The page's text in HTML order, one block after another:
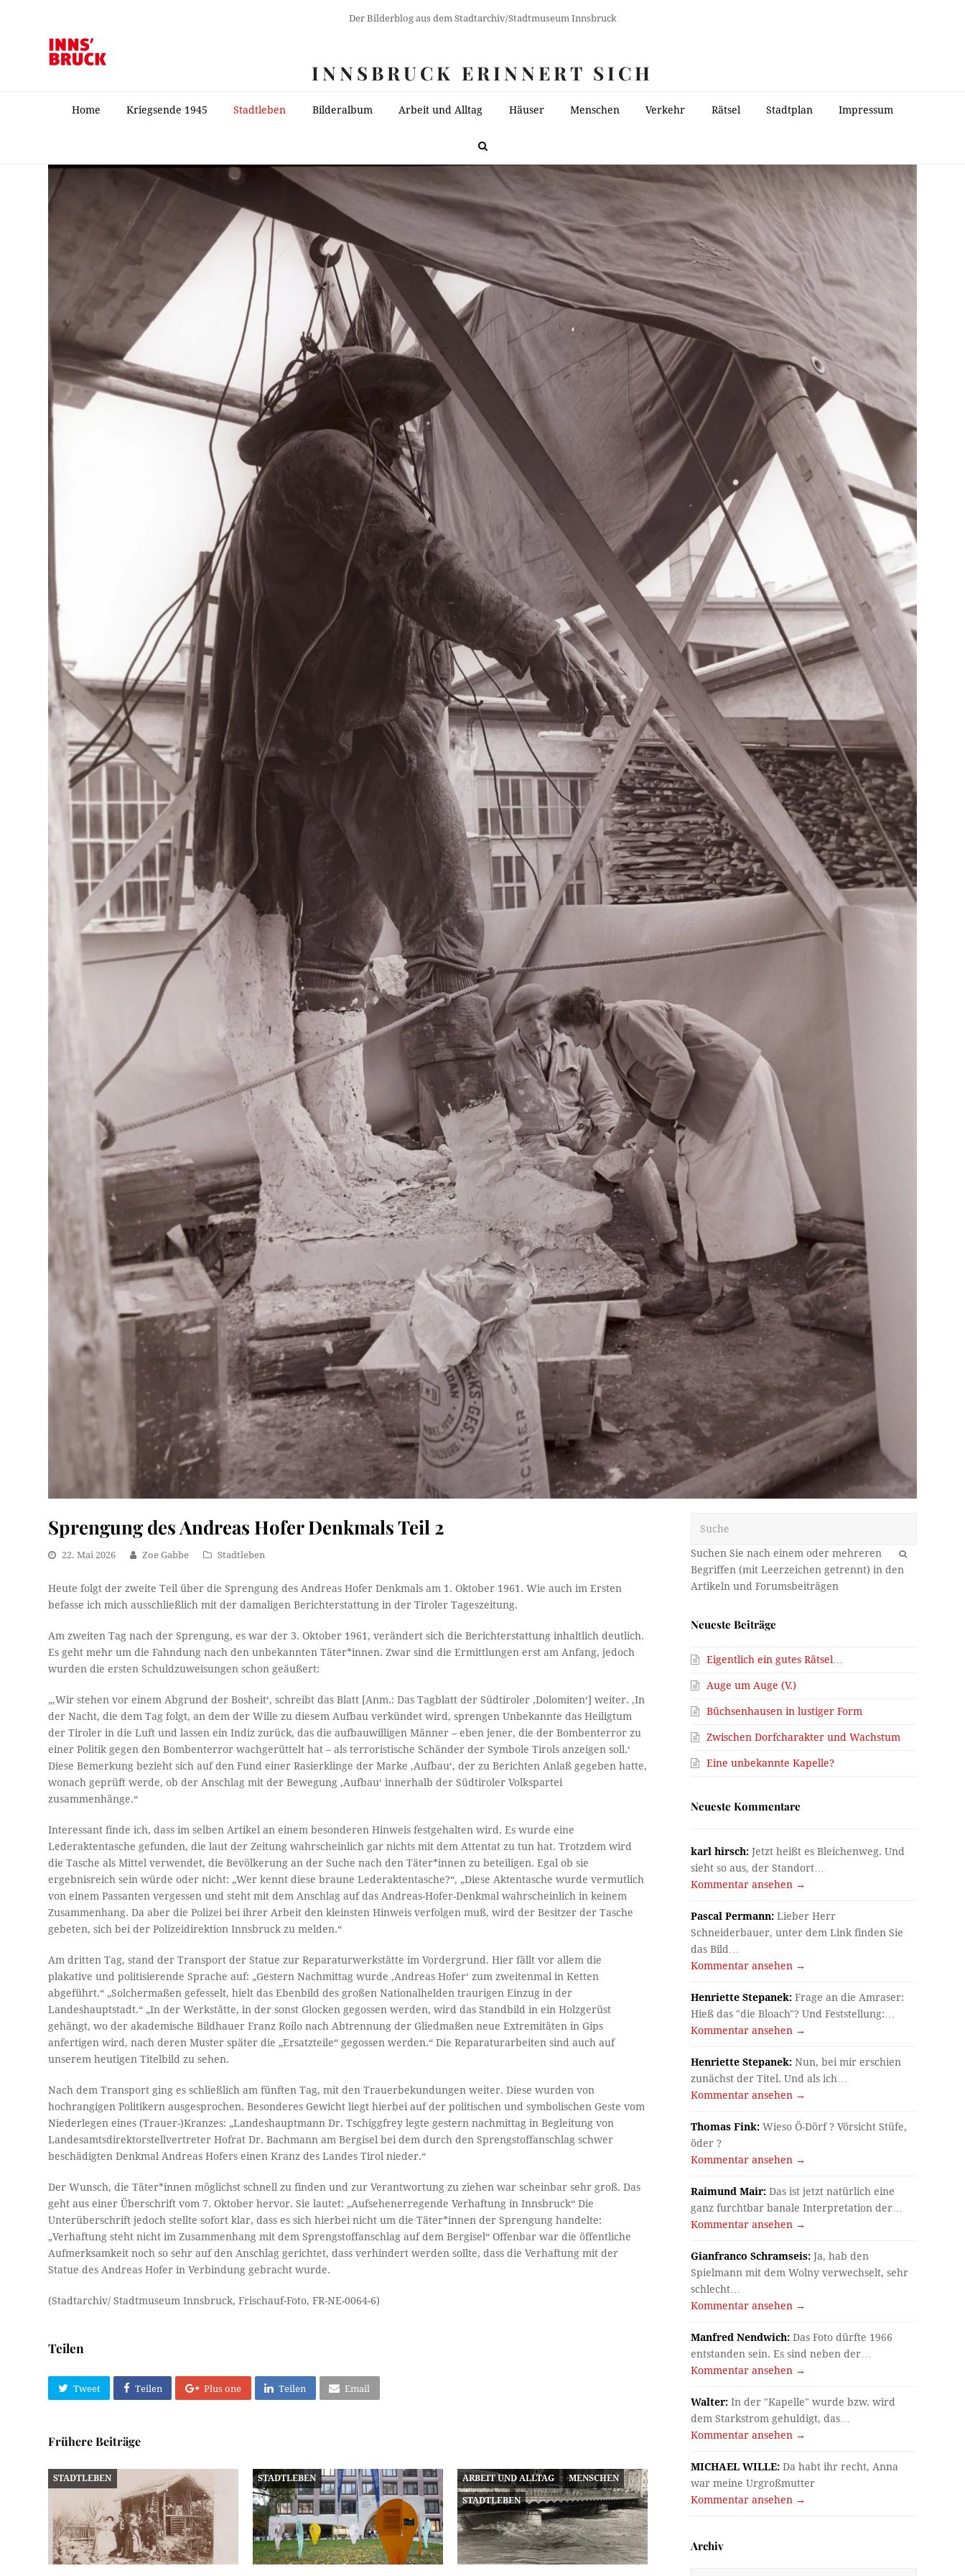
Der Bilderblog aus dem Stadtarchiv/Stadtmuseum Innsbruck
INNSBRUCK ERINNERT SICH
Home Kriegsende 1945 Stadtleben Bilderalbum Arbeit und Alltag Häuser Menschen Verkehr Rätsel Stadtplan Impressum
Sprengung des Andreas Hofer Denkmals Teil 2
22. Mai 2026 Zoe Gabbe Stadtleben
Heute folgt der zweite Teil über die Sprengung des Andreas Hofer Denkmals am 1. Oktober 1961. Wie auch im Ersten
befasse ich mich ausschließlich mit der damaligen Berichterstattung in der Tiroler Tageszeitung.
Am zweiten Tag nach der Sprengung, es war der 3. Oktober 1961, verändert sich die Berichterstattung inhaltlich deutlich.
Es geht mehr um die Fahndung nach den unbekannten Täter*innen. Zwar sind die Ermittlungen erst am Anfang, jedoch
wurden die ersten Schuldzuweisungen schon geäußert:
„‚Wir stehen vor einem Abgrund der Bosheit‘, schreibt das Blatt [Anm.: Das Tagblatt der Südtiroler ‚Dolomiten‘] weiter. ‚In
der Nacht, die dem Tag folgt, an dem der Wille zu diesem Aufbau verkündet wird, sprengen Unbekannte das Heiligtum
der Tiroler in die Luft und lassen ein Indiz zurück, das die aufbauwilligen Männer – eben jener, die der Bombenterror zu
einer Politik gegen den Bombenterror wachgerüttelt hat – als terroristische Schänder der Symbole Tirols anzeigen soll.‘
Diese Bemerkung bezieht sich auf den Fund einer Rasierklinge der Marke ‚Aufbau‘, der zu Berichten Anlaß gegeben hatte,
wonach geprüft werde, ob der Anschlag mit der Bewegung ‚Aufbau‘ innerhalb der Südtiroler Volkspartei
zusammenhänge.“
Interessant finde ich, dass im selben Artikel an einem besonderen Hinweis festgehalten wird. Es wurde eine
Lederaktentasche gefunden, die laut der Zeitung wahrscheinlich gar nichts mit dem Attentat zu tun hat. Trotzdem wird
die Tasche als Mittel verwendet, die Bevölkerung an der Suche nach den Täter*innen zu beteiligen. Egal ob sie
ergebnisreich sein würde oder nicht: „Wer kennt diese braune Lederaktentasche?“, „Diese Aktentasche wurde vermutlich
von einem Passanten vergessen und steht mit dem Anschlag auf das Andreas-Hofer-Denkmal wahrscheinlich in keinem
Zusammenhang. Da aber die Polizei bei ihrer Arbeit den kleinsten Hinweis verfolgen muß, wird der Besitzer der Tasche
gebeten, sich bei der Polizeidirektion Innsbruck zu melden.“
Am dritten Tag, stand der Transport der Statue zur Reparaturwerkstätte im Vordergrund. Hier fällt vor allem die
plakative und politisierende Sprache auf: „Gestern Nachmittag wurde ‚Andreas Hofer‘ zum zweitenmal in Ketten
abgeführt.“ „Solchermaßen gefesselt, hielt das Ebenbild des großen Nationalhelden traurigen Einzug in der
Landeshauptstadt.“ „In der Werkstätte, in der sonst Glocken gegossen werden, wird das Standbild in ein Holzgerüst
gehängt, wo der akademische Bildhauer Franz Roilo nach Abtrennung der Gliedmaßen neue Extremitäten in Gips
anfertigen wird, nach deren Muster später die „Ersatzteile“ gegossen werden.“ Die Reparaturarbeiten sind auch auf
unserem heutigen Titelbild zu sehen.
Nach dem Transport ging es schließlich am fünften Tag, mit den Trauerbekundungen weiter. Diese wurden von
hochrangigen Politikern ausgesprochen. Besonderes Gewicht liegt hierbei auf der politischen und symbolischen Geste vom
Niederlegen eines (Trauer-)Kranzes: „Landeshauptmann Dr. Tschiggfrey legte gestern nachmittag in Begleitung von
Landesamtsdirektorstellvertreter Hofrat Dr. Bachmann am Bergisel bei dem durch den Sprengstoffanschlag schwer
beschädigten Denkmal Andreas Hofers einen Kranz des Landes Tirol nieder.“
Der Wunsch, die Täter*innen möglichst schnell zu finden und zur Verantwortung zu ziehen war scheinbar sehr groß. Das
geht aus einer Überschrift vom 7. Oktober hervor. Sie lautet: „Aufsehenerregende Verhaftung in Innsbruck“ Die
Unterüberschrift jedoch stellte sofort klar, dass es sich hierbei nicht um die Täter*innen der Sprengung handelte:
„Verhaftung steht nicht im Zusammenhang mit dem Sprengstoffanschlag auf dem Bergisel“ Offenbar war die öffentliche
Aufmerksamkeit noch so sehr auf den Anschlag gerichtet, dass verhindert werden sollte, dass die Verhaftung mit der
Statue des Andreas Hofer in Verbindung gebracht wurde.
(Stadtarchiv/ Stadtmuseum Innsbruck, Frischauf-Foto, FR-NE-0064-6)
Teilen
Tweet Teilen Plus one Teilen Email
Frühere Beiträge
STADTLEBEN STADTLEBEN ARBEIT UND ALLTAG MENSCHEN
STADTLEBEN
OK
Neueste Beiträge
Eigentlich ein gutes Rätsel…
Auge um Auge (V.)
Büchsenhausen in lustiger Form
Zwischen Dorfcharakter und Wachstum
Eine unbekannte Kapelle?
Neueste Kommentare
karl hirsch: Jetzt heißt es Bleichenweg. Und
sieht so aus, der Standort…
Kommentar ansehen →
Pascal Permann: Lieber Herr
Schneiderbauer, unter dem Link finden Sie
das Bild…
Kommentar ansehen →
Henriette Stepanek: Frage an die Amraser:
Hieß das "die Bloach"? Und Feststellung:…
Kommentar ansehen →
Henriette Stepanek: Nun, bei mir erschien
zunächst der Titel. Und als ich…
Kommentar ansehen →
Thomas Fink: Wieso Ö-Dörf ? Vörsicht Stüfe,
öder ?
Kommentar ansehen →
Raimund Mair: Das ist jetzt natürlich eine
ganz furchtbar banale Interpretation der…
Kommentar ansehen →
Gianfranco Schramseis: Ja, hab den
Spielmann mit dem Wolny verwechselt, sehr
schlecht…
Kommentar ansehen →
Manfred Nendwich: Das Foto dürfte 1966
entstanden sein. Es sind neben der…
Kommentar ansehen →
Walter: In der "Kapelle" wurde bzw. wird
dem Starkstrom gehuldigt, das…
Kommentar ansehen →
MICHAEL WILLE: Da habt ihr recht, Anna
war meine Urgroßmutter
Kommentar ansehen →
Archiv